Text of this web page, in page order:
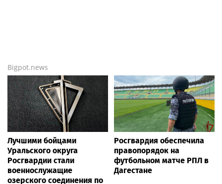
Life24.pro
Психосоматолог Елена
Вершинина: как за 3
минуты вернуть себе
равновесие
«Лето с Интеграцией»
продолжается в августе —
заключительный месяц
программы